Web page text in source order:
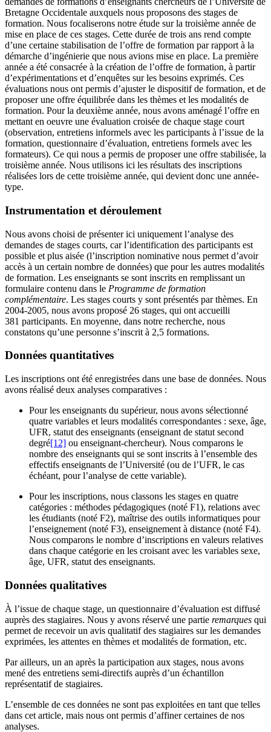
Bretagne Occidentale auxquels nous proposons des stages de
formation. Nous focaliserons notre étude sur la troisième année de
mise en place de ces stages. Cette durée de trois ans rend compte
d’une certaine stabilisation de l’offre de formation par rapport à la
démarche d’ingénierie que nous avions mise en place. La première
année a été consacrée à la création de l’offre de formation, à partir
d’expérimentations et d’enquêtes sur les besoins exprimés. Ces
évaluations nous ont permis d’ajuster le dispositif de formation, et de
proposer une offre équilibrée dans les thèmes et les modalités de
formation. Pour la deuxième année, nous avons aménagé l’offre en
mettant en oeuvre une évaluation croisée de chaque stage court
(observation, entretiens informels avec les participants à l’issue de la
formation, questionnaire d’évaluation, entretiens formels avec les
formateurs). Ce qui nous a permis de proposer une offre stabilisée, la
troisième année. Nous utilisons ici les résultats des inscriptions
réalisées lors de cette troisième année, qui devient donc une année-
type.
Instrumentation et déroulement
Nous avons choisi de présenter ici uniquement l’analyse des
demandes de stages courts, car l’identification des participants est
possible et plus aisée (l’inscription nominative nous permet d’avoir
accès à un certain nombre de données) que pour les autres modalités
de formation. Les enseignants se sont inscrits en remplissant un
formulaire contenu dans le Programme de formation
complémentaire. Les stages courts y sont présentés par thèmes. En
2004-2005, nous avons proposé 26 stages, qui ont accueilli
381 participants. En moyenne, dans notre recherche, nous
constatons qu’une personne s’inscrit à 2,5 formations.
Données quantitatives
Les inscriptions ont été enregistrées dans une base de données. Nous
avons réalisé deux analyses comparatives :
Pour les enseignants du supérieur, nous avons sélectionné
quatre variables et leurs modalités correspondantes : sexe, âge,
UFR, statut des enseignants (enseignant de statut second
degré[12] ou enseignant-chercheur). Nous comparons le
nombre des enseignants qui se sont inscrits à l’ensemble des
effectifs enseignants de l’Université (ou de l’UFR, le cas
échéant, pour l’analyse de cette variable).
Pour les inscriptions, nous classons les stages en quatre
catégories : méthodes pédagogiques (noté F1), relations avec
les étudiants (noté F2), maîtrise des outils informatiques pour
l’enseignement (noté F3), enseignement à distance (noté F4).
Nous comparons le nombre d’inscriptions en valeurs relatives
dans chaque catégorie en les croisant avec les variables sexe,
âge, UFR, statut des enseignants.
Données qualitatives
À l’issue de chaque stage, un questionnaire d’évaluation est diffusé
auprès des stagiaires. Nous y avons réservé une partie remarques qui
permet de recevoir un avis qualitatif des stagiaires sur les demandes
exprimées, les attentes en thèmes et modalités de formation, etc.
Par ailleurs, un an après la participation aux stages, nous avons
mené des entretiens semi-directifs auprès d’un échantillon
représentatif de stagiaires.
L’ensemble de ces données ne sont pas exploitées en tant que telles
dans cet article, mais nous ont permis d’affiner certaines de nos
analyses.